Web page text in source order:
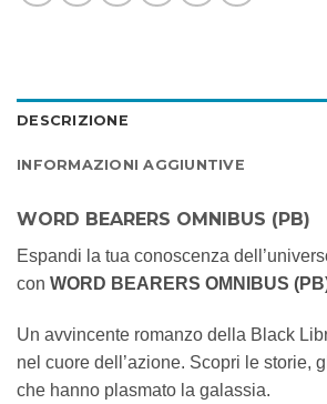
DESCRIZIONE
INFORMAZIONI AGGIUNTIVE
WORD BEARERS OMNIBUS (PB)
Espandi la tua conoscenza
con WORD BEARERS OMNIBUS
Un avvincente romanzo della Black
nel cuore dell’azione. Scopri le storie,
che hanno plasmato la galassia.